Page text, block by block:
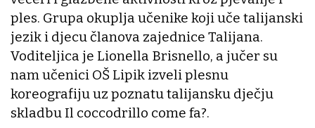
ples. Grupa okuplja učenike koji uče talijanski
jezik i djecu članova zajednice Talijana.
Voditeljica je Lionella Brisnello, a jučer su
nam učenici OŠ Lipik izveli plesnu
koreografiju uz poznatu talijansku dječju
skladbu Il coccodrillo come fa?.